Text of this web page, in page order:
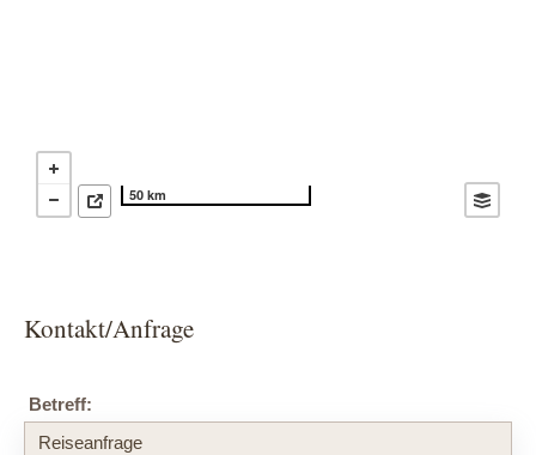
50 km
Kontakt/Anfrage
Betreff: